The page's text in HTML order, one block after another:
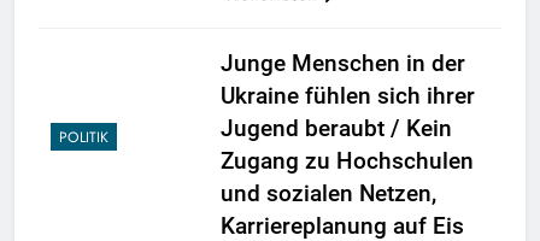
POLITIK
Junge Menschen in der
Ukraine fühlen sich ihrer
Jugend beraubt / Kein
Zugang zu Hochschulen
und sozialen Netzen,
Karriereplanung auf Eis